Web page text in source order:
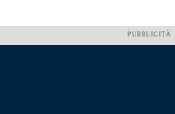
PUBBLICITÀ